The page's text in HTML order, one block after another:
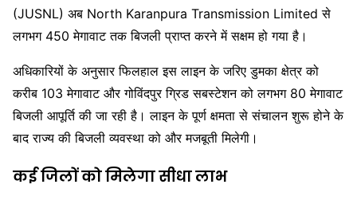
(JUSNL) अब North Karanpura Transmission Limited से
लगभग 450 मेगावाट तक बिजली प्राप्त करने में सक्षम हो गया है।
अधिकारियों के अनुसार फिलहाल इस लाइन के जरिए डुमका क्षेत्र को
करीब 103 मेगावाट और गोविंदपुर ग्रिड सबस्टेशन को लगभग 80 मेगावाट
बिजली आपूर्ति की जा रही है। लाइन के पूर्ण क्षमता से संचालन शुरू होने के
बाद राज्य की बिजली व्यवस्था को और मजबूती मिलेगी।
कई जिलों को मिलेगा सीधा लाभ